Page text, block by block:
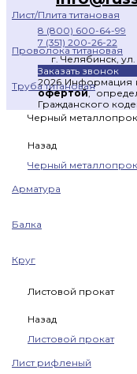
Лист/Плита титановая
Проволока титановая
Труба титановая
Черный
Назад
Черный
Арматура
Балка
Круг
Листовой прокат
Назад
Листовой прокат
Лист рифленый
8 (800) 600-64-99
7 (351) 200-26-22
г. Челябинск,
Заказать звонок
2026 Информация
офертой,
Гражданского